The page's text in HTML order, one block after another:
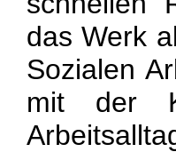
das Werk
Sozialen
mit der